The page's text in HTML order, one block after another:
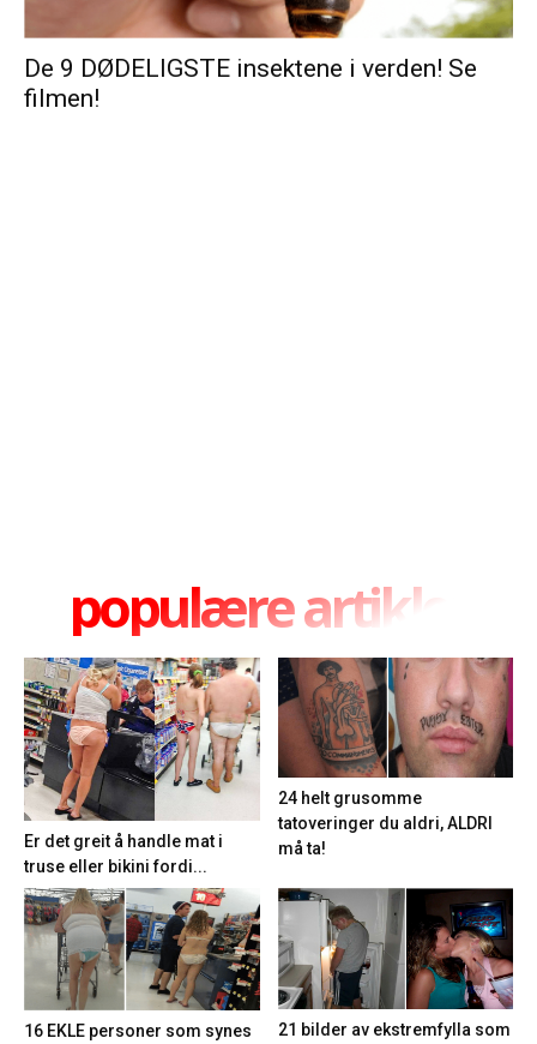
De 9 DØDELIGSTE insektene i verden! Se
filmen!
populære artikler
Er det greit å handle mat i
truse eller bikini fordi...
24 helt grusomme
tatoveringer du aldri, ALDRI
må ta!
16 EKLE personer som synes
21 bilder av ekstremfylla som